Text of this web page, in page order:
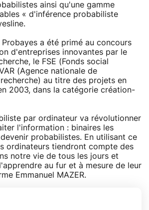
ainsi qu'une gamme
« d'inférence probabiliste
Probayes a été primé au concours
d'entreprises innovantes par le
le FSE (Fonds social
(Agence nationale de
au titre des projets en
2003, dans la catégorie création-
par ordinateur va révolutionner
l'information : binaires les
probabilistes. En utilisant ce
ordinateurs tiendront compte des
notre vie de tous les jours et
au fur et à mesure de leur
Emmanuel MAZER.